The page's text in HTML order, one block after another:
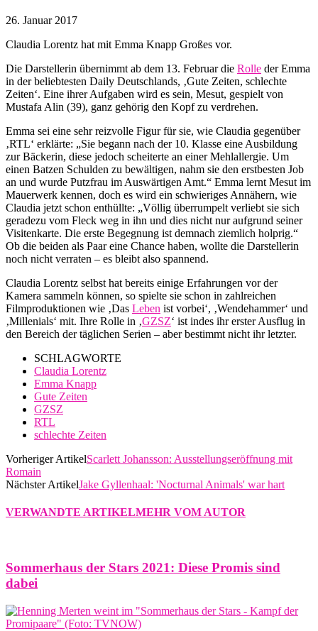
26. Januar 2017
Claudia Lorentz hat mit Emma Knapp Großes vor.
Die Darstellerin übernimmt ab dem 13. Februar die Rolle der Emma
in der beliebtesten Daily Deutschlands, ‚Gute Zeiten, schlechte
Zeiten‘. Eine ihrer Aufgaben wird es sein, Mesut, gespielt von
Mustafa Alin (39), ganz gehörig den Kopf zu verdrehen.
Emma sei eine sehr reizvolle Figur für sie, wie Claudia gegenüber
‚RTL‘ erklärte: „Sie begann nach der 10. Klasse eine Ausbildung
zur Bäckerin, diese jedoch scheiterte an einer Mehlallergie. Um
einen Batzen Schulden zu bewältigen, nahm sie den erstbesten Job
an und wurde Putzfrau im Auswärtigen Amt.“ Emma lernt Mesut im
Mauerwerk kennen, doch es wird ein schwieriges Annähern, wie
Claudia jetzt schon enthüllte: „Völlig überrumpelt verliebt sie sich
geradezu vom Fleck weg in ihn und dies nicht nur aufgrund seiner
Visitenkarte. Die erste Begegnung ist demnach ziemlich holprig.“
Ob die beiden als Paar eine Chance haben, wollte die Darstellerin
noch nicht verraten – es bleibt also spannend.
Claudia Lorentz selbst hat bereits einige Erfahrungen vor der
Kamera sammeln können, so spielte sie schon in zahlreichen
Filmproduktionen wie ‚Das Leben ist vorbei‘, ‚Wendehammer‘ und
‚Millenials‘ mit. Ihre Rolle in ‚GZSZ‘ ist indes ihr erster Ausflug in
den Bereich der täglichen Serien – aber bestimmt nicht ihr letzter.
SCHLAGWORTE
Claudia Lorentz
Emma Knapp
Gute Zeiten
GZSZ
RTL
schlechte Zeiten
Vorheriger ArtikelScarlett Johansson: Ausstellungseröffnung mit
Romain
Nächster ArtikelJake Gyllenhaal: 'Nocturnal Animals' war hart
VERWANDTE ARTIKELMEHR VOM AUTOR
Sommerhaus der Stars 2021: Diese Promis sind
dabei